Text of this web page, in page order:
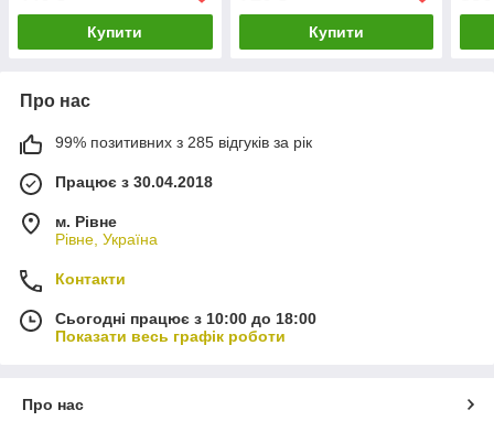
Купити Купити
Про нас
99% позитивних з 285 відгуків за рік
Працює з 30.04.2018
м. Рівне
Рівне, Україна
Контакти
Сьогодні працює з 10:00 до 18:00
Показати весь графік роботи
Про нас